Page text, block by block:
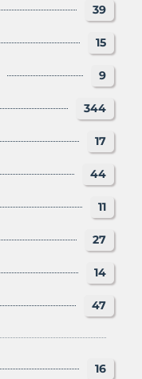
39
15
9
344
17
44
11
27
14
47
16